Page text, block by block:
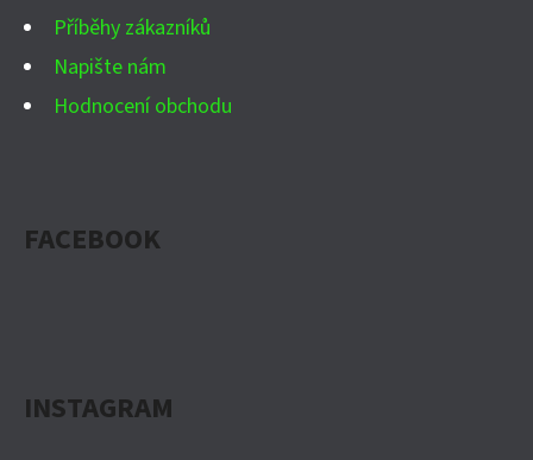
Příběhy zákazníků
Napište nám
Hodnocení obchodu
FACEBOOK
INSTAGRAM